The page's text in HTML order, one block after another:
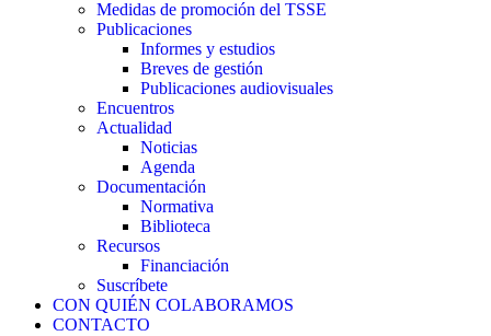
Medidas de promoción del TSSE
Publicaciones
Informes y estudios
Breves de gestión
Publicaciones audiovisuales
Encuentros
Actualidad
Noticias
Agenda
Documentación
Normativa
Biblioteca
Recursos
Financiación
Suscríbete
CON QUIÉN COLABORAMOS
CONTACTO